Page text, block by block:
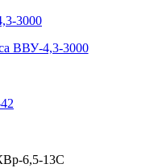
ВВУ-4,3-3000
6,5-13С